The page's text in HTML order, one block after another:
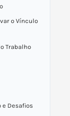
o Vínculo
Trabalho
e Desafios